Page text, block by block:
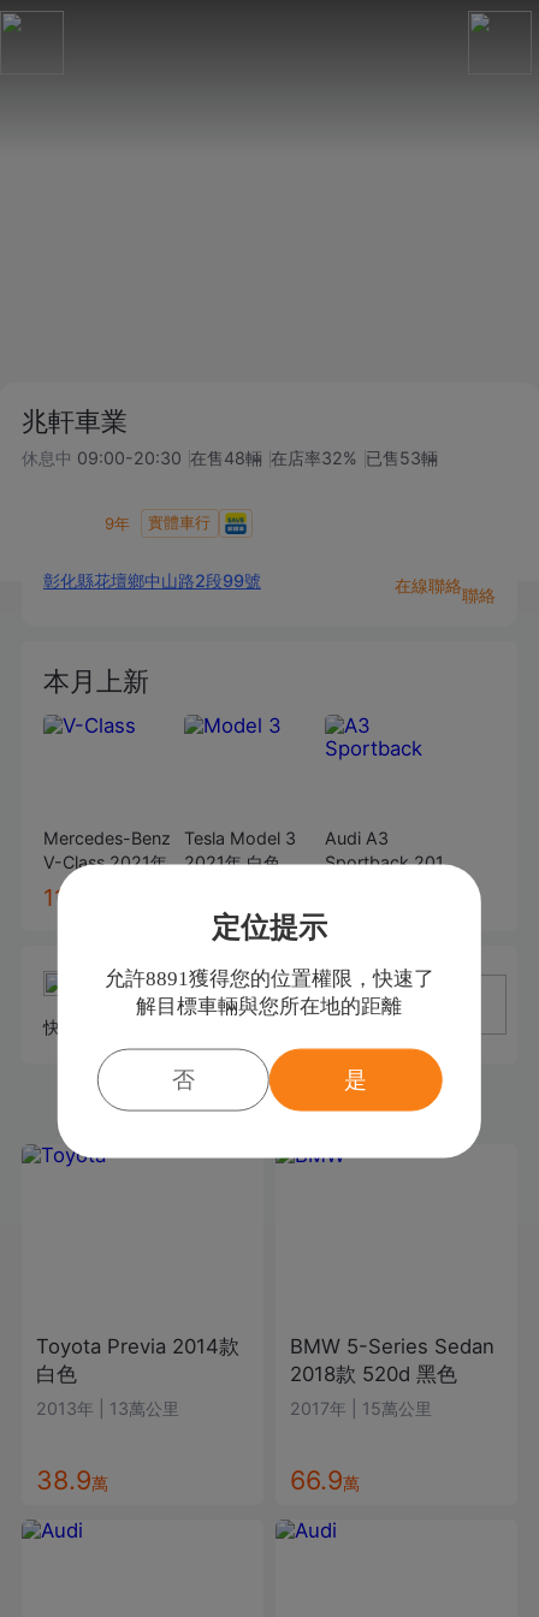
兆軒車業
休息中 09:00-20:30 在售48輛 在店率32% 已售53輛
9年 實體車行
彰化縣花壇鄉中山路2段99號 在線聯絡聯絡
本月上新
Mercedes-Benz
V-Class 2021年
V250d
113.9
Tesla Model 3
2021年 白色
Audi A3
Sportback 2016
快來發佈一條評價吧~
本店車輛
Toyota Previa 2014款
白色
2013年 13萬公里
38.9萬
BMW 5-Series Sedan
2018款 520d 黑色
2017年 15萬公里
66.9萬
定位提示
允許8891獲得您的位置權限，快速了
解目標車輛與您所在地的距離
否 是